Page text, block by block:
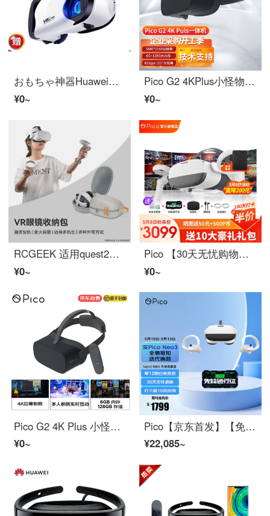
おもちゃ神器Huawei（HUAWEI）ユニバーサルVRメガネマシンHD头戴影院3d家用投影仪一体コンピューターひたむきな大画面スマホ观影杰霆 ナノブルーレイ经典白(ブルーレイ简易版)
¥0~
Pico G2 4KPlus小怪物24K增版VRマシン6G128GB大内存G
¥0~
RCGEEK 适用quest2配件vrメガネマシン收纳包Pico neo3迷你便捷手提包ハンドル头戴斜挎包 VRメガネ收纳包【店长推荐】
¥0~
Pico 【30天无忧购物】Neo3 VRメガネマシンvr体性感覚ゲーム機元宇宙インテリジェントメガネ3dヘルメット Neo3 256G先锋版+1Tゲーム硬盘
¥0~
Pico G2 4K Plus 小怪物2 4K增强版VRマシン 6G+128GB大内存 Pico G2 4K Plus 小怪物2
¥0~
Pico【京东首发】【免180天打卡版】Neo3 128G先锋版 骁龙XR2 瞳距调节 VRマシン 全值换新
¥22,085~